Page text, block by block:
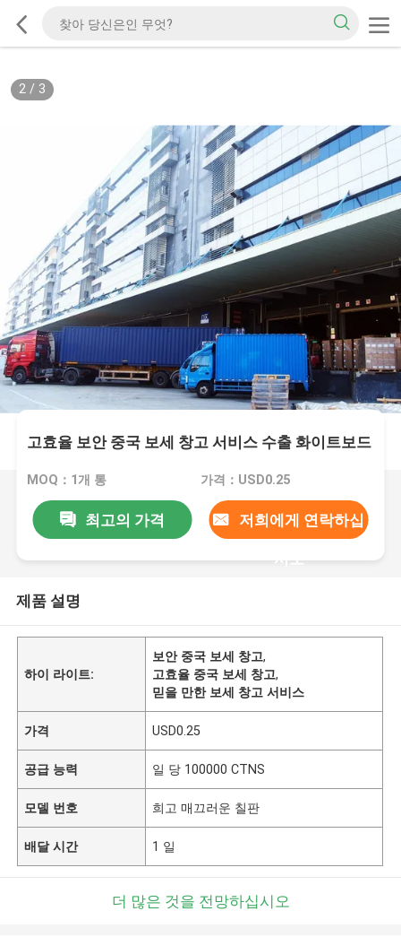
2/ 3
고효율 보안 중국 보세 창고 서비스 수출 화이트보드
MOQ：1개 통 가격：USD0.25
최고의 가격 저희에게 연락하십
시오
제품 설명
하이 라이트:
보안 중국 보세 창고,
고효율 중국 보세 창고,
믿을 만한 보세 창고 서비스
가격 USD0.25
공급 능력 일 당 100000 CTNS
모델 번호 희고 매끄러운 칠판
배달 시간 1 일
더 많은 것을 전망하십시오